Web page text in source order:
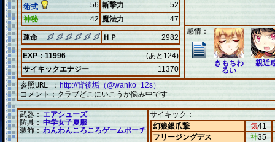
術式
56 斬撃力
52
神秘
42 魔法力 47
運命 ＨＰ 2982
EXP：11996
(あと124)
サイキックエナジー
11370
感情：
きもちわ
るい
親近
参照URL ： http://背後垢（@wanko_12s）
コメント： クラブどこにいこうか悩み中です
武器： エアシューズ
防具：中学女子夏服
装飾： わんわんころころゲームポーチ
サイキック：
幻狼銀爪撃
気41
フリージングデス
神35